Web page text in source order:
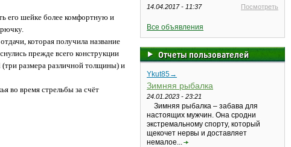
14.04.2017 - 11:37 Посмотреть
Все объявления
Отчеты пользователей
Ykut85→
Зимняя рыбалка
24.01.2023 - 23:21
Зимняя рыбалка – забава для
настоящих мужчин. Она сродни
экстремальному спорту, который
щекочет нервы и доставляет
немалое...
его шейке более комфортную и
которая получила название
прежде всего конструкции
размера различной толщины) и
во время стрельбы за счёт